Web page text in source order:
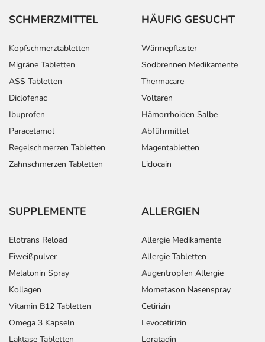
SCHMERZMITTEL
Kopfschmerztabletten
Migräne Tabletten
ASS Tabletten
Diclofenac
Ibuprofen
Paracetamol
Regelschmerzen Tabletten
Zahnschmerzen Tabletten
HÄUFIG GESUCHT
Wärmepflaster
Sodbrennen Medikamente
Thermacare
Voltaren
Hämorrhoiden Salbe
Abführmittel
Magentabletten
Lidocain
SUPPLEMENTE
Elotrans Reload
Eiweißpulver
Melatonin Spray
Kollagen
Vitamin B12 Tabletten
Omega 3 Kapseln
Laktase Tabletten
ALLERGIEN
Allergie Medikamente
Allergie Tabletten
Augentropfen Allergie
Mometason Nasenspray
Cetirizin
Levocetirizin
Loratadin